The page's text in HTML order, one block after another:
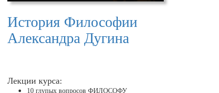
История Философии
Александра Дугина
Лекции курса:
10 глупых вопросов ФИЛОСОФУ